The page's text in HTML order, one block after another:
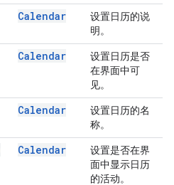
Calendar
设置日历的说
明。
Calendar
设置日历是否
在界面中可
见。
Calendar
设置日历的名
称。
Calendar
设置是否在界
面中显示日历
的活动。